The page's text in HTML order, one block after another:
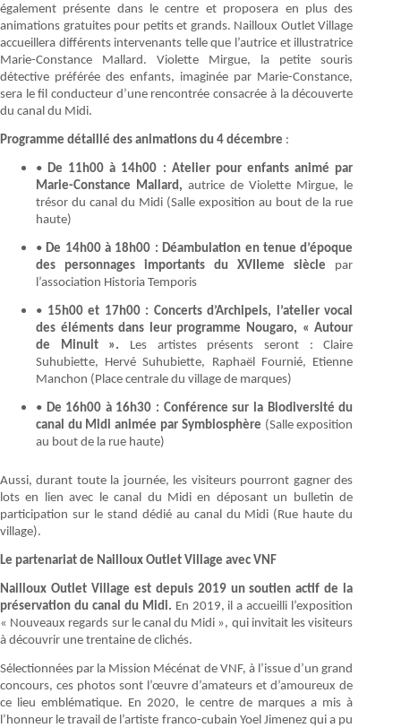
également présente dans le centre et proposera en plus des
animations gratuites pour petits et grands. Nailloux Outlet Village
accueillera différents intervenants telle que l’autrice et illustratrice
Marie-Constance Mallard. Violette Mirgue, la petite souris
détective préférée des enfants, imaginée par Marie-Constance,
sera le fil conducteur d’une rencontrée consacrée à la découverte
du canal du Midi.
Programme détaillé des animations du 4 décembre :
• De 11h00 à 14h00 : Atelier pour enfants animé par
Marie-Constance Mallard,autrice de Violette Mirgue, le
trésor du canal du Midi (Salle exposition au bout de la rue
haute)
• De 14h00 à 18h00 : Déambulation en tenue d’époque
des personnages importants du XVIIeme siècle par
l’association Historia Temporis
• 15h00 et 17h00 : Concerts d’Archipels, l’atelier vocal
des éléments dans leur programme Nougaro, « Autour
de Minuit ». Les artistes présents seront : Claire
Suhubiette, Hervé Suhubiette, Raphaël Fournié, Etienne
Manchon (Place centrale du village de marques)
• De 16h00 à 16h30 : Conférence sur la Biodiversité du
canal du Midi animée par Symbiosphère (Salle exposition
au bout de la rue haute)
Aussi, durant toute la journée, les visiteurs pourront gagner des
lots en lien avec le canal du Midi en déposant un bulletin de
participation sur le stand dédié au canal du Midi (Rue haute du
village).
Le partenariat de Nailloux Outlet Village avec VNF
Nailloux Outlet Village est depuis 2019 un soutien actif de la
préservation du canal du Midi. En 2019, il a accueilli l’exposition
« Nouveaux regards sur le canal du Midi », qui invitait les visiteurs
à découvrir une trentaine de clichés.
Sélectionnées par la Mission Mécénat de VNF, à l’issue d’un grand
concours, ces photos sont l’œuvre d’amateurs et d’amoureux de
ce lieu emblématique. En 2020, le centre de marques a mis à
l’honneur le travail de l’artiste franco-cubain Yoel Jimenez qui a pu